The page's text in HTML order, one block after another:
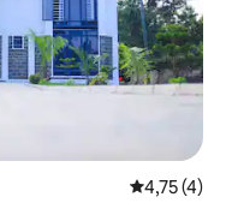
4,75 de
4,75 (4)